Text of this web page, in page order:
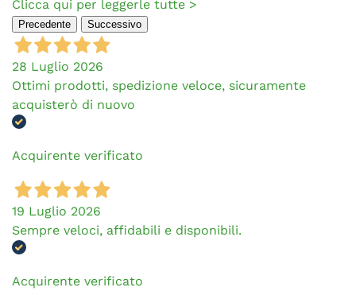
Clicca qui per leggerle tutte >
Precedente Successivo
28 Luglio 2026
Ottimi prodotti, spedizione veloce, sicuramente
acquisterò di nuovo
Acquirente verificato
19 Luglio 2026
Sempre veloci, affidabili e disponibili.
Acquirente verificato